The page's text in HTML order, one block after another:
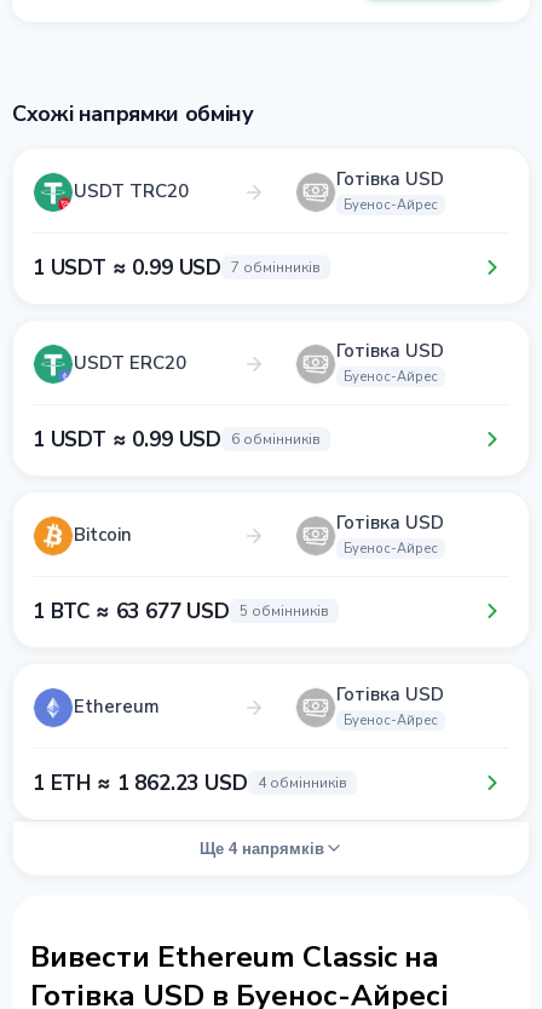
Схожі напрямки обміну
USDT TRC20 Готівка USD
Буенос-Айрес
1 USDT ≈ 0.99 USD 7 обмінників
USDT ERC20 Готівка USD
Буенос-Айрес
1 USDT ≈ 0.99 USD 6 обмінників
Bitcoin Готівка USD
Буенос-Айрес
1 BTC ≈ 63 677 USD 5 обмінників
Ethereum Готівка USD
Буенос-Айрес
1 ETH ≈ 1 862.23 USD 4 обмінників
Ще 4 напрямків
Вивести Ethereum Classic на
Готівка USD в Буенос-Айресі